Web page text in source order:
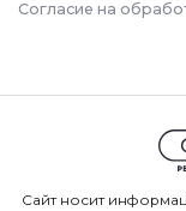
Согласие на
Сайт носит